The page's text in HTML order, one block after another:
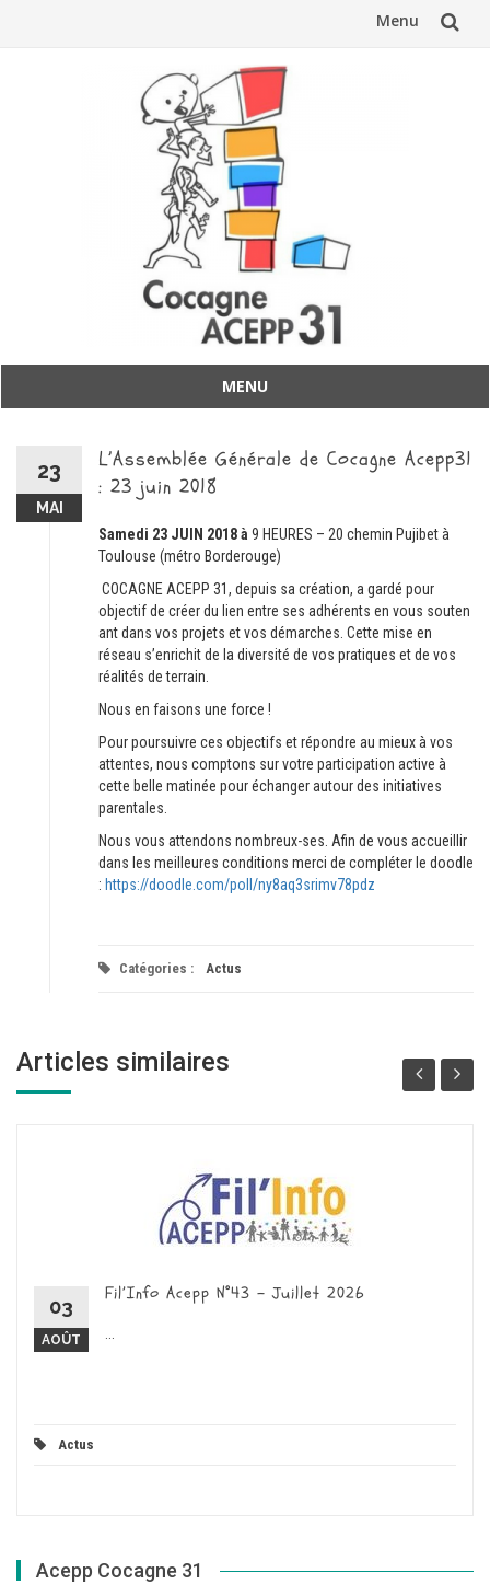
Menu
MENU
contenu23
MAI
L’Assemblée Générale de Cocagne Acepp31
: 23 juin 2018
Samedi 23 JUIN 2018 à 9 HEURES – 20 chemin Pujibet à
Toulouse (métro Borderouge)
COCAGNE ACEPP 31, depuis sa création, a ​gardé​ pour
objectif de créer du lien entre ses adhérents ​en vous souten​
ant dans vos projets et vos démarches. Cette mise en
réseau s’enrichit de la diversité de vos pratiques​ et de vos
réalités de terrain​.
Nous en faisons une force !
Pour poursuivre ces objectifs et répondre au mieux à vos
attentes, ​n​o​us comptons sur votre participation active à
cette belle matinée pour échanger autour des initiatives
parentales.
Nous vous attendons nombreux-ses. Afin de vous accueillir
dans les meilleure​​s​ conditions merci de compléter le doodle
: https://doodle.com/poll/ny8aq3srimv78pdz
Catégories : Actus
Articles similaires
03
AOÛT
Fil’Info Acepp N°43 – Juillet 2026
...
Actus
Acepp Cocagne 31